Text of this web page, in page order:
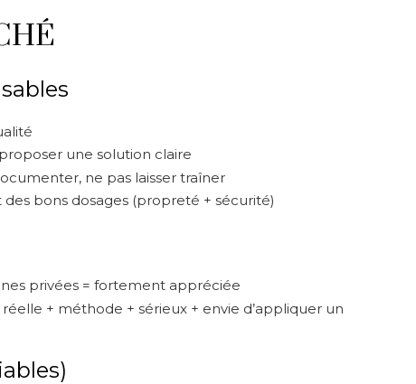
une solution claire
ne pas laisser traîner
bons dosages (propreté + sécurité)
privées = fortement appréciée
+ méthode + sérieux + envie d’appliquer un